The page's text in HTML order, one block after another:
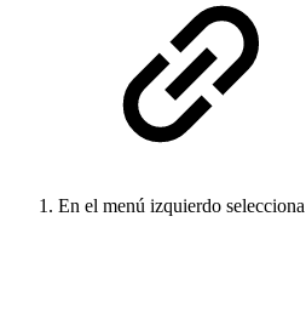
En el menú izquierdo selecciona